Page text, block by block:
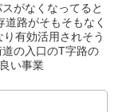
がなくなってると
路がそもそもなく
有効活用されそう
の入口のT字路の
い事業